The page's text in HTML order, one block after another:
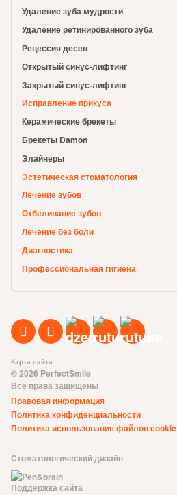
Удаление зуба мудрости
Удаление ретинированного зуба
Рецессия десен
Открытый синус-лифтинг
Закрытый синус-лифтинг
Исправление прикуса
Керамические брекеты
Брекеты Damon
Элайнеры
Эстетическая стоматология
Лечение зубов
Отбеливание зубов
Лечение без боли
Диагностика
Профессиональная гигиена
Карта сайта
© 2026 PerfectSmile
Все права защищены
Правовая информация
Политика конфиденциальности
Политика использования файлов cookie
Стоматологический дизайн
Поддержка сайта